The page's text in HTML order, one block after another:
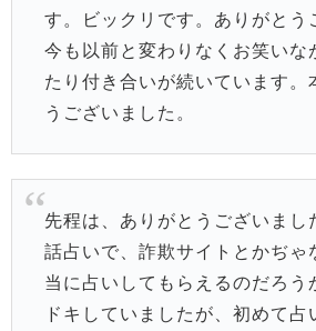
す。ビックリです。ありがとう
今も以前と変わりなくお笑いな
たり付き合いが続いています。
うございました。
先程は、ありがとうございまし
話占いで、詐欺サイトとかぢゃ
当に占いしてもらえるのだろう
ドキしていましたが、初めて占